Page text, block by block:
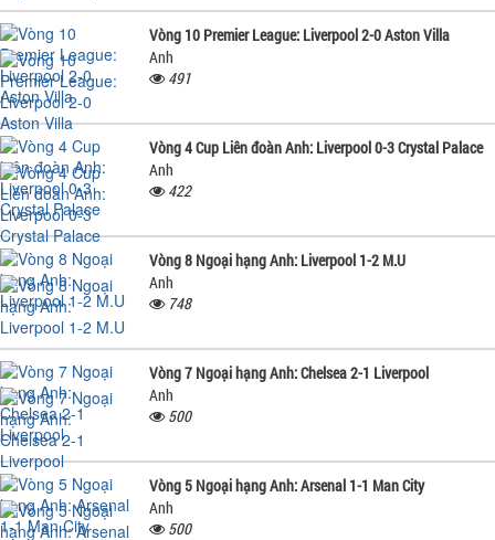
Vòng 10 Premier League: Liverpool 2-0 Aston Villa
Anh
491
Vòng 4 Cup Liên đoàn Anh: Liverpool 0-3 Crystal Palace
Anh
422
Vòng 8 Ngoại hạng Anh: Liverpool 1-2 M.U
Anh
748
Vòng 7 Ngoại hạng Anh: Chelsea 2-1 Liverpool
Anh
500
Vòng 5 Ngoại hạng Anh: Arsenal 1-1 Man City
Anh
500